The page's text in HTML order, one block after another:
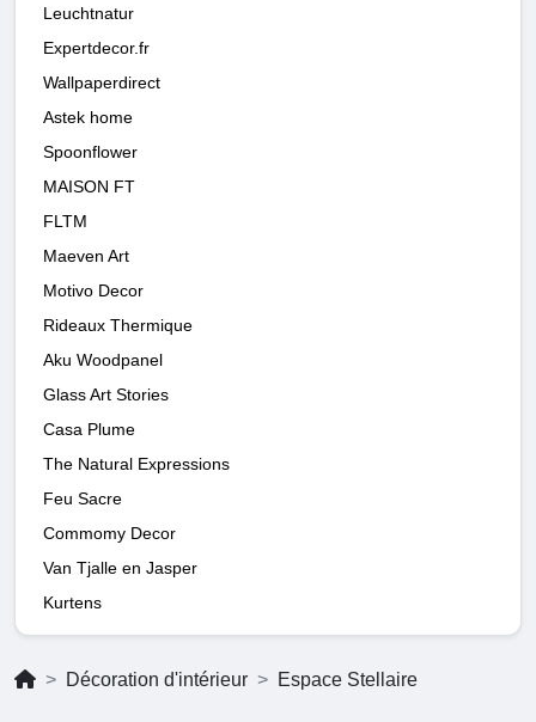
Leuchtnatur
Expertdecor.fr
Wallpaperdirect
Astek home
Spoonflower
MAISON FT
FLTM
Maeven Art
Motivo Decor
Rideaux Thermique
Aku Woodpanel
Glass Art Stories
Casa Plume
The Natural Expressions
Feu Sacre
Commomy Decor
Van Tjalle en Jasper
Kurtens
Décoration d'intérieur Espace Stellaire